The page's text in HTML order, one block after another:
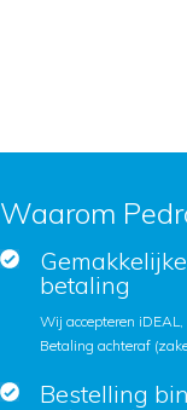
Waarom
betaling
Wij accepteren
Betaling achteraf
Bestelling